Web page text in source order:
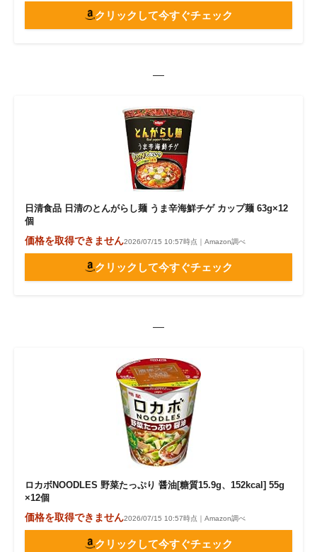
クリックして今すぐチェック
—
日清食品 日清のとんがらし麺 うま辛海鮮チゲ カップ麺 63g×12
個
価格を取得できません2026/07/15 10:57時点｜Amazon調べ
クリックして今すぐチェック
—
ロカボNOODLES 野菜たっぷり 醤油[糖質15.9g、152kcal] 55g
×12個
価格を取得できません2026/07/15 10:57時点｜Amazon調べ
クリックして今すぐチェック